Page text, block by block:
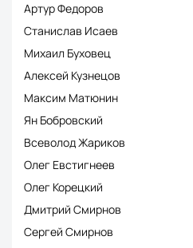
Артур Федоров
Станислав Исаев
Михаил Буховец
Алексей Кузнецов
Максим Матюнин
Ян Бобровский
Всеволод Жариков
Олег Евстигнеев
Олег Корецкий
Дмитрий Смирнов
Сергей Смирнов